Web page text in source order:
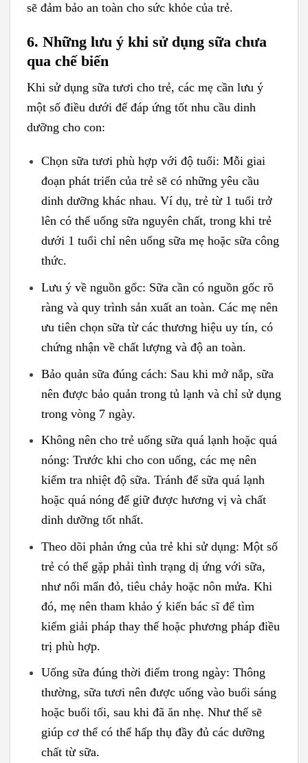
sẽ đảm bảo an toàn cho sức khỏe của trẻ.
6. Những lưu ý khi sử dụng sữa chưa
qua chế biến
Khi sử dụng sữa tươi cho trẻ, các mẹ cần lưu ý
một số điều dưới để đáp ứng tốt nhu cầu dinh
dưỡng cho con:
Chọn sữa tươi phù hợp với độ tuổi: Mỗi giai
đoạn phát triển của trẻ sẽ có những yêu cầu
dinh dưỡng khác nhau. Ví dụ, trẻ từ 1 tuổi trở
lên có thể uống sữa nguyên chất, trong khi trẻ
dưới 1 tuổi chỉ nên uống sữa mẹ hoặc sữa công
thức.
Lưu ý về nguồn gốc: Sữa cần có nguồn gốc rõ
ràng và quy trình sản xuất an toàn. Các mẹ nên
ưu tiên chọn sữa từ các thương hiệu uy tín, có
chứng nhận về chất lượng và độ an toàn.
Bảo quản sữa đúng cách: Sau khi mở nắp, sữa
nên được bảo quản trong tủ lạnh và chỉ sử dụng
trong vòng 7 ngày.
Không nên cho trẻ uống sữa quá lạnh hoặc quá
nóng: Trước khi cho con uống, các mẹ nên
kiểm tra nhiệt độ sữa. Tránh để sữa quá lạnh
hoặc quá nóng để giữ được hương vị và chất
dinh dưỡng tốt nhất.
Theo dõi phản ứng của trẻ khi sử dụng: Một số
trẻ có thể gặp phải tình trạng dị ứng với sữa,
như nổi mẩn đỏ, tiêu chảy hoặc nôn mửa. Khi
đó, mẹ nên tham khảo ý kiến bác sĩ để tìm
kiếm giải pháp thay thế hoặc phương pháp điều
trị phù hợp.
Uống sữa đúng thời điểm trong ngày: Thông
thường, sữa tươi nên được uống vào buổi sáng
hoặc buổi tối, sau khi đã ăn nhẹ. Như thế sẽ
giúp cơ thể có thể hấp thụ đầy đủ các dưỡng
chất từ sữa.